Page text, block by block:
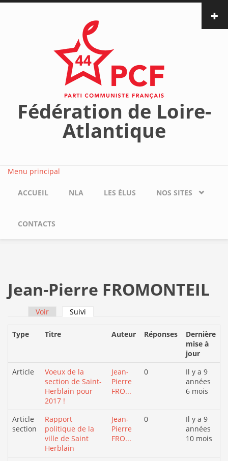
Aller au contenu principal
Fédération de Loire-
Atlantique
Menu principal
ACCUEIL NLA LES ÉLUS NOS SITES
CONTACTS
Jean-Pierre FROMONTEIL
Onglets principaux
Voir Suivi
Type Titre Auteur Réponses
Dernière
mise à
jour
Article
Voeux de la
section de Saint-
Herblain pour
2017 !
Jean-
Pierre
FRO...
0
Il y a 9
années
6 mois
Article
section
Rapport
politique de la
ville de Saint
Herblain
Jean-
Pierre
FRO...
0
Il y a 9
années
10 mois